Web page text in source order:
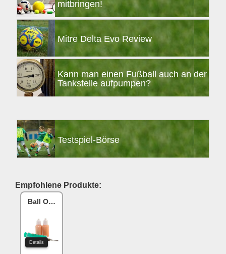
mitbringen!
Mitre Delta Evo Review
Kann man einen Fußball auch an der
Tankstelle aufpumpen?
Testspiel-Börse
Empfohlene Produkte:
Ball One Reparaturset
Details